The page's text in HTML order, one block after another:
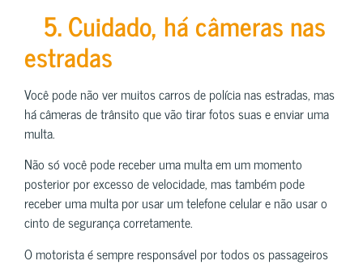
5. Cuidado, há câmeras nas
estradas
Você pode não ver muitos carros de polícia nas estradas, mas
há câmeras de trânsito que vão tirar fotos suas e enviar uma
multa.
Não só você pode receber uma multa em um momento
posterior por excesso de velocidade, mas também pode
receber uma multa por usar um telefone celular e não usar o
cinto de segurança corretamente.
O motorista é sempre responsável por todos os passageiros